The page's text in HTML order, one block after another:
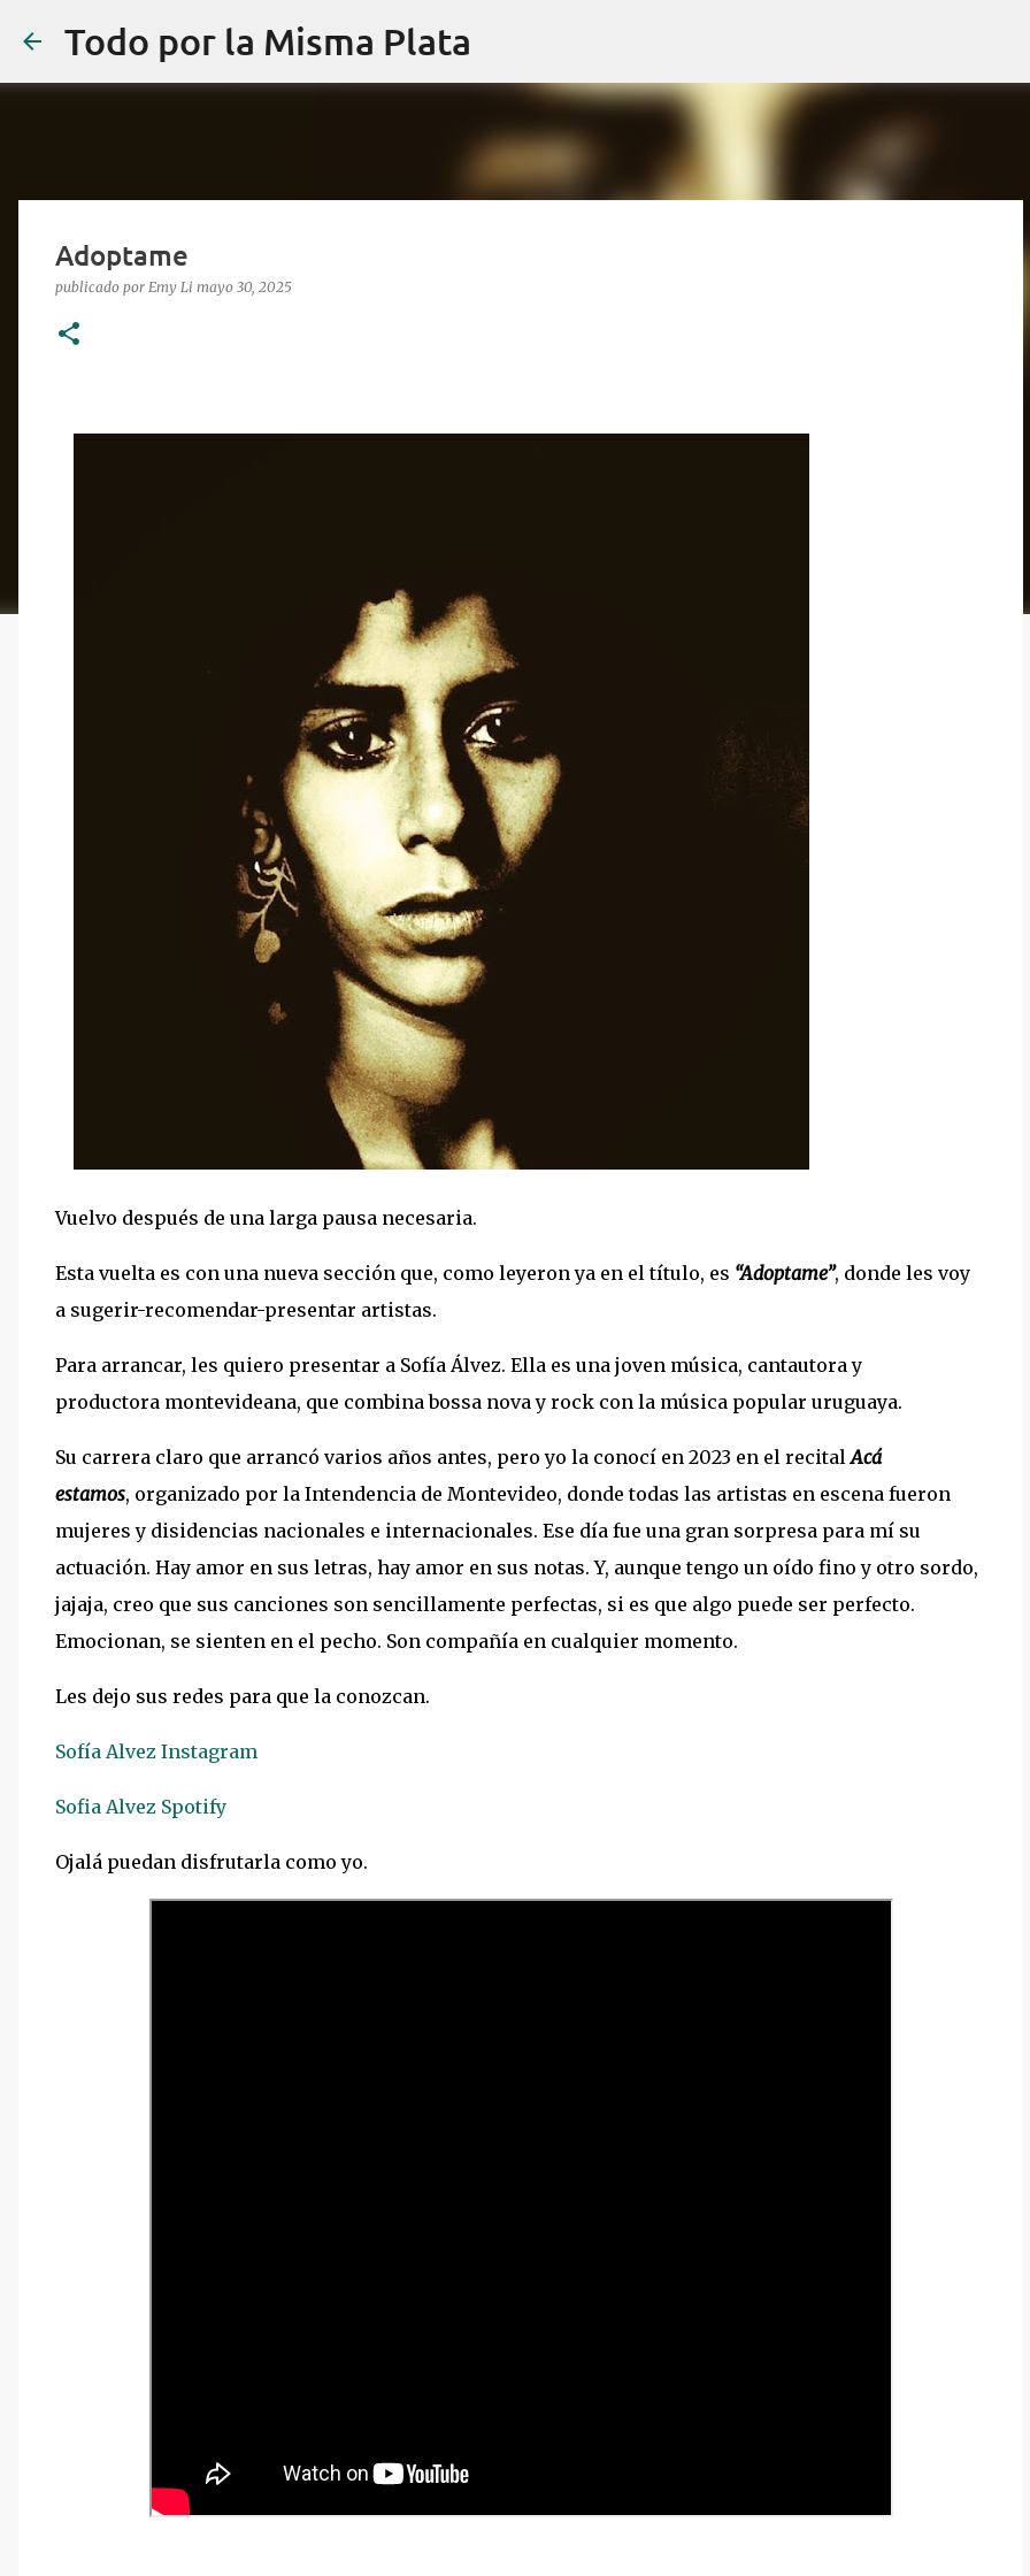
Todo por la Misma Plata
Adoptame
publicado por Emy Li mayo 30, 2025
Vuelvo después de una larga pausa necesaria.
Esta vuelta es con una nueva sección que, como leyeron ya en el título, es “Adoptame”, donde les voy
a sugerir-recomendar-presentar artistas.
Para arrancar, les quiero presentar a Sofía Álvez. Ella es una joven música, cantautora y
productora montevideana, que combina bossa nova y rock con la música popular uruguaya.
Su carrera claro que arrancó varios años antes, pero yo la conocí en 2023 en el recitalAcá
estamos, organizado por la Intendencia de Montevideo, donde todas las artistas en escena fueron
mujeres y disidencias nacionales e internacionales. Ese día fue una gran sorpresa para mí su
actuación. Hay amor en sus letras, hay amor en sus notas. Y, aunque tengo un oído fino y otro sordo,
jajaja, creo que sus canciones son sencillamente perfectas, si es que algo puede ser perfecto.
Emocionan, se sienten en el pecho. Son compañía en cualquier momento.
Les dejo sus redes para que la conozcan.
Sofía Alvez Instagram
Sofia Alvez Spotify
Ojalá puedan disfrutarla como yo.